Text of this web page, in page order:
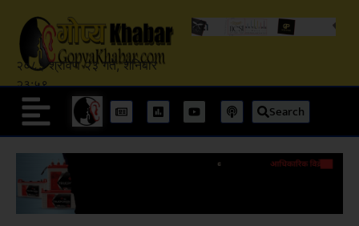
२०८३ श्रावण २३ गते, शनिबार
२३:५९
Search